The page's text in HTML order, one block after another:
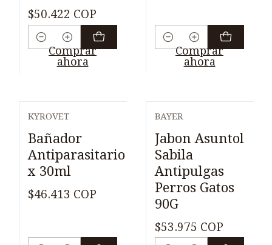
$50.422 COP
Cantidad
Comprar
ahora
Cantidad
Comprar
ahora
KYROVET
Bañador
Antiparasitario
x 30ml
$46.413 COP
BAYER
Jabon Asuntol
Sabila
Antipulgas
Perros Gatos
90G
$53.975 COP